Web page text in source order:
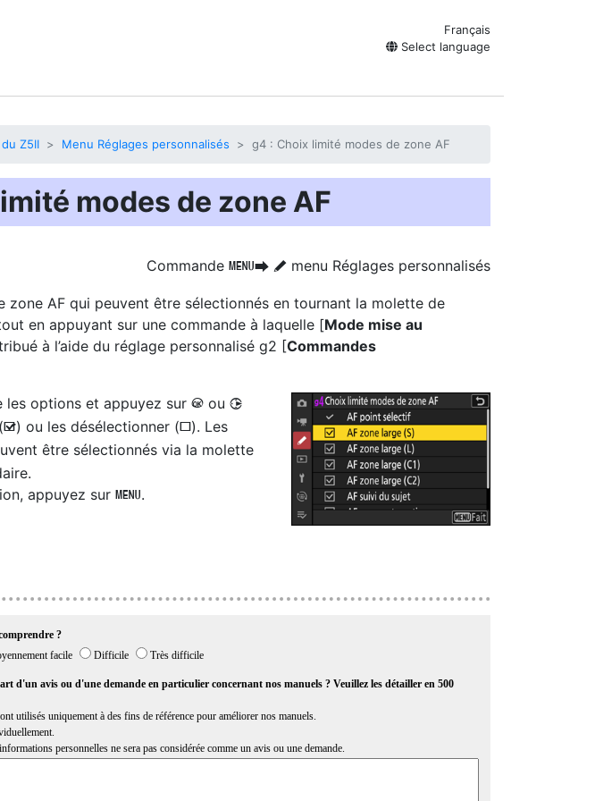
Français
Select language
Z5II Menu Réglages personnalisés g4 : Choix limité modes de zone AF
modes de zone AF
Commande GU A menu Réglages personnalisés
zone AF qui peuvent être sélectionnés en tournant la molette de
en appuyant sur une commande à laquelle [Mode mise au
à l’aide du réglage personnalisé g2 [Commandes
les options et appuyez sur J ou 2
M) ou les désélectionner (U). Les
être sélectionnés via la molette
appuyez sur G.